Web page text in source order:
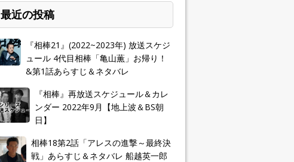
最近の投稿
『相棒21』(2022~2023年) 放送スケジ
ュール 4代目相棒「亀山薫」お帰り！
&第1話あらすじ＆ネタバレ
『相棒』再放送スケジュール＆カレ
ンダー 2022年9月【地上波＆BS朝
日】
相棒18第2話「アレスの進撃～最終決
戦」あらすじ＆ネタバレ 船越英一郎